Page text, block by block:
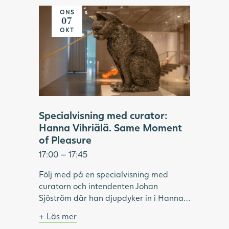
Genom att för hand trä godis eller
akrylpärlor på stålvajrar, skapar
Vihriälä installationer som kan innehålla
upp till 350 000 delar. Tillsammans
bildar de en illusorisk helhet, i verk som
är både komplexa, lekfulla och sinnliga.
Under visningen fördjupar vi oss i
utställningen "Same Moment of
konstnärskap.
klass, 2022. Foto: Hossein Sehatlou,
Göteborgs konstmuseum.
ONS
07
OKT
Specialvisning med curator:
Hanna Vihriälä. Same Moment
of Pleasure
17:00 — 17:45
Följ med på en specialvisning med
curatorn och intendenten Johan
Sjöström där han djupdyker in i Hanna
Materialen hon valt att använda är
Ingår i entrébiljetten
Läs mer